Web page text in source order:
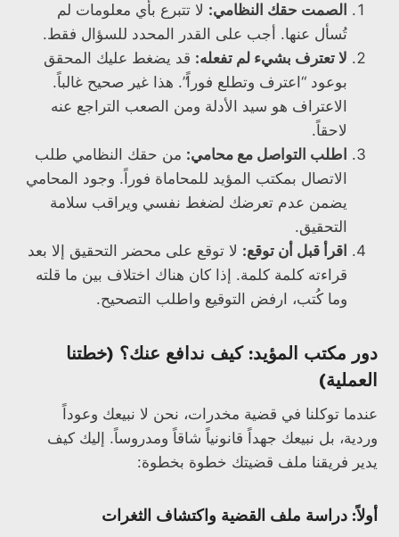
الصمت حقك النظامي: لا تتبرع بأي معلومات لم
تُسأل عنها. أجب على القدر المحدد للسؤال فقط.
لا تعترف بشيء لم تفعله: قد يضغط عليك المحقق
بوعود “اعترف وتطلع فوراً”. هذا غير صحيح غالباً.
الاعتراف هو سيد الأدلة ومن الصعب التراجع عنه
لاحقاً.
اطلب التواصل مع محامي: من حقك النظامي طلب
الاتصال بمكتب المؤيد للمحاماة فوراً. وجود المحامي
يضمن عدم تعرضك لضغط نفسي ويراقب سلامة
التحقيق.
اقرأ قبل أن توقع: لا توقع على محضر التحقيق إلا بعد
قراءته كلمة كلمة. إذا كان هناك اختلاف بين ما قلته
وما كُتب، ارفض التوقيع واطلب التصحيح.
دور مكتب المؤيد: كيف ندافع عنك؟ (خطتنا
العملية)
عندما توكلنا في قضية مخدرات، نحن لا نبيعك وعوداً
وردية، بل نبيعك جهداً قانونياً شاقاً ومدروساً. إليك كيف
يدير فريقنا ملف قضيتك خطوة بخطوة:
أولاً: دراسة ملف القضية واكتشاف الثغرات